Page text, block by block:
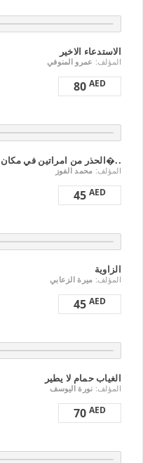
الاستدعاء الاخير
المؤلف: عمرو المنوفي
80 AED
الحذر من امراتين في مكان وا�..
المؤلف: محمد الفوز
45 AED
الزاوية
المؤلف: ميرة الزعابي
45 AED
الغياب حمام لا يطير
المؤلف: نورة اليوسف
70 AED